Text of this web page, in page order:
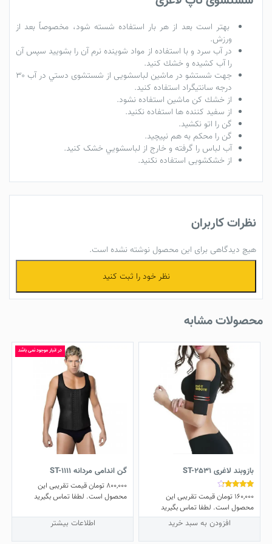
بهتر است بعد از هر بار استفاده شسته شود، مخصوصاً بعد از
ورزش.
در آب سرد و با استفاده از مواد شوينده نرم آن را بشوييد سپس آن
را آب كشيده و خشك كنيد.
جهت شستشو در ماشین لباسشویی از شستشوی دستي‌ در آب ۳۰
درجه سانتيگراد استفاده کنید.
از خشك كن ماشين استفاده نشود.
از سفيد كننده ها استفاده نكنيد.
گن را اتو نكشيد.
گن را محکم به هم نپيچيد.
آب لباس را گرفته و خارج از لباسشويي خشک کنید.
از خشكشويی استفاده نكنيد.
نظرات کاربران
هیچ دیدگاهی برای این محصول نوشته نشده است.
نظر خود را ثبت کنید
محصولات مشابه
بازوبند لاغری ST-2531
نمره
4.00
از 5
160,000 تومانقیمت تقریبی این
محصول است. لطفا تماس بگیرید
افزودن به سبد خرید
در انبار موجود نمی باشد
گن اندامی مردانه ST-1111
800,000 تومانقیمت تقریبی این
محصول است. لطفا تماس بگیرید
اطلاعات بیشتر